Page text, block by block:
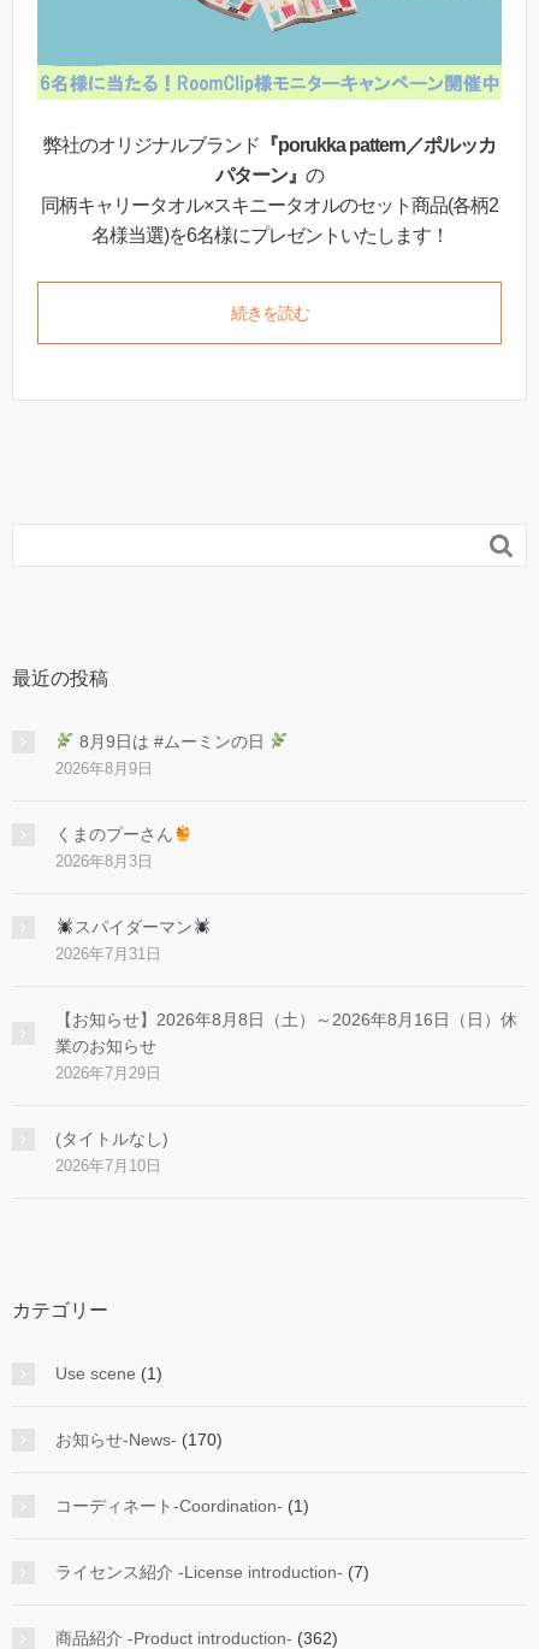
弊社のオリジナルブランド 『porukka pattern／ポルッカ
パターン』 の
同柄キャリータオル×スキニータオルのセット商品(各柄2
名様当選)を6名様にプレゼントいたします！
続きを読む

最近の投稿
8月9日は #ムーミンの日
2026年8月9日
くまのプーさん
2026年8月3日
スパイダーマン
2026年7月31日
【お知らせ】2026年8月8日（土）～2026年8月16日（日）休
業のお知らせ
2026年7月29日
(タイトルなし)
2026年7月10日
カテゴリー
Use scene (1)
お知らせ-News- (170)
コーディネート-Coordination- (1)
ライセンス紹介 -License introduction- (7)
商品紹介 -Product introduction- (362)